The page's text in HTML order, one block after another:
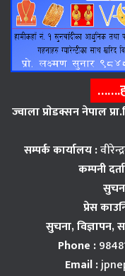
ज्वाला प्राेडक्सन नेपाल
सम्पर्क कार्यालय :
कम्पनी
प्रेस
सुचना, विज्ञापन,
Phone :
Email :